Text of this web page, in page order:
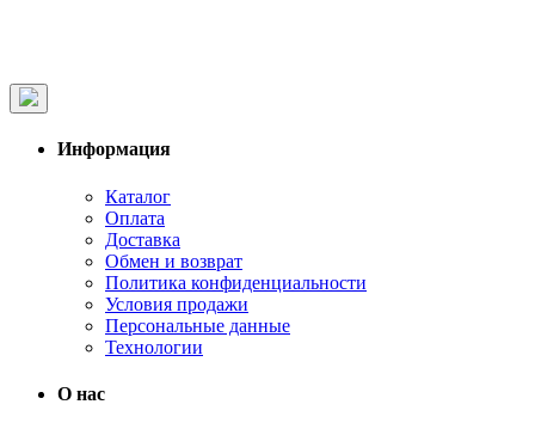
Информация
Каталог
Оплата
Доставка
Обмен и возврат
Политика конфиденциальности
Условия продажи
Персональные данные
Технологии
О нас